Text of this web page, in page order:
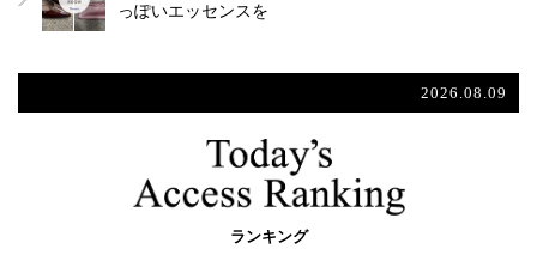
っぽいエッセンスを
2026.08.09
ランキング